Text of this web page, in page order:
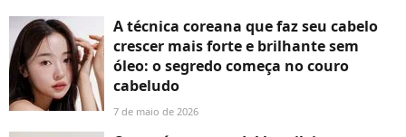
A técnica coreana que faz seu cabelo
crescer mais forte e brilhante sem
óleo: o segredo começa no couro
cabeludo
7 de maio de 2026